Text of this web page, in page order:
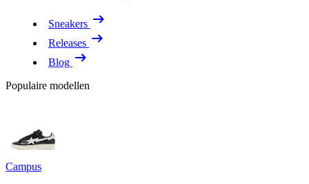
Sneakers
Releases
Blog
Populaire modellen
Campus